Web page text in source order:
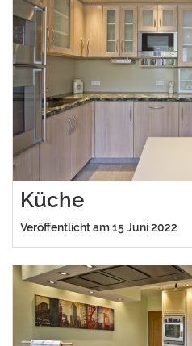
Küche
Veröffentlicht am 15 Juni 2022